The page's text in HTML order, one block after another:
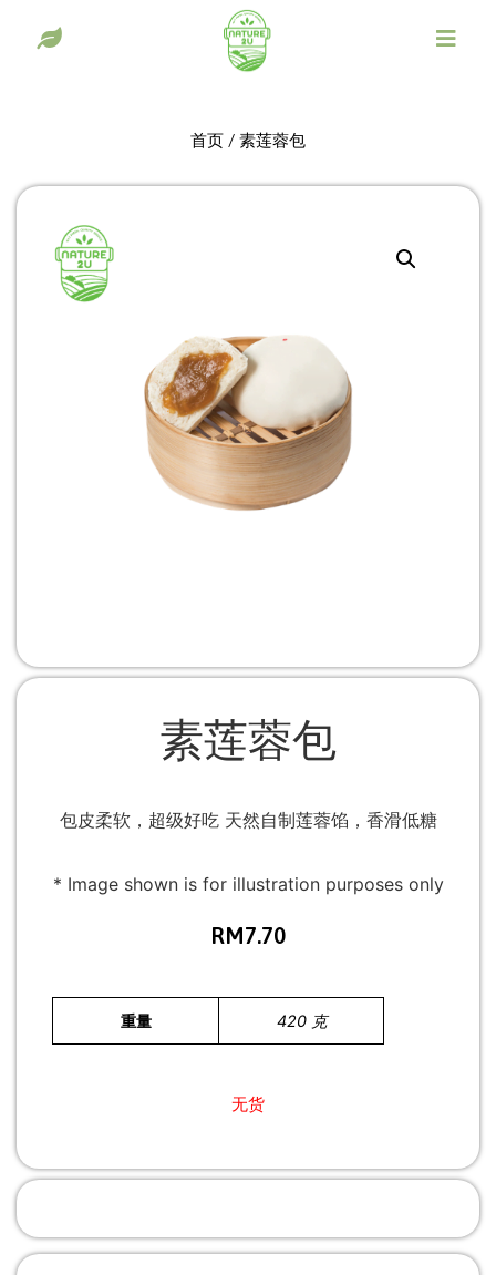
首页 / 素莲蓉包
素莲蓉包
包皮柔软，超级好吃 天然自制莲蓉馅，香滑低糖
* Image shown is for illustration purposes only
RM7.70
重量 420 克
无货